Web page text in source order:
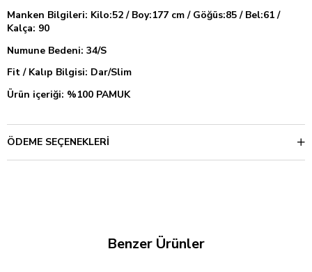
Manken Bilgileri: Kilo:52 / Boy:177 cm / Göğüs:85 / Bel:61 /
Kalça: 90
Numune Bedeni: 34/S
Fit / Kalıp Bilgisi: Dar/Slim
Ürün içeriği: %100 PAMUK
ÖDEME SEÇENEKLERI
Benzer Ürünler